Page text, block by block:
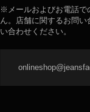
※メールおよびお電話で
ん。店舗に関するお問
い合わせください。